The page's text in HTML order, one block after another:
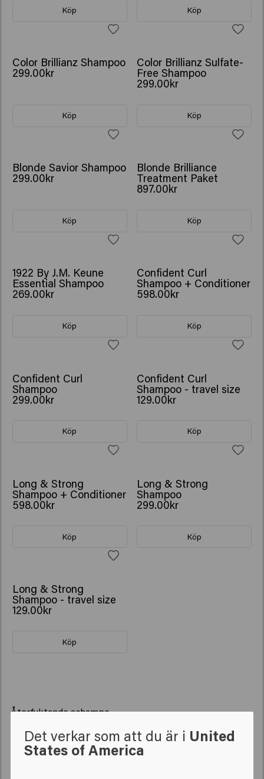
Köp Köp
Color Brillianz Shampoo
299.00kr
Köp
Color Brillianz Sulfate-
Free Shampoo
299.00kr
Köp
Blonde Savior Shampoo
299.00kr
Köp
GÅVA: VATTENFLASKA
Blonde Brilliance
Treatment Paket
897.00kr
Köp
1922 By J.M. Keune
Essential Shampoo
269.00kr
Köp
GÅVA: VATTENFLASKA
Confident Curl
Shampoo + Conditioner
598.00kr
Köp
Confident Curl
Shampoo
299.00kr
Köp
Confident Curl
Shampoo - travel size
129.00kr
Köp
Long & Strong
Shampoo + Conditioner
598.00kr
Köp
Long & Strong
Shampoo
299.00kr
Köp
Long & Strong
Shampoo - travel size
129.00kr
Köp
Återfuktande schampo
oumbärligt för torrt hår
Torrt hår behöver mer än bara rengöring; det
Det verkar som att du är i United
States of America